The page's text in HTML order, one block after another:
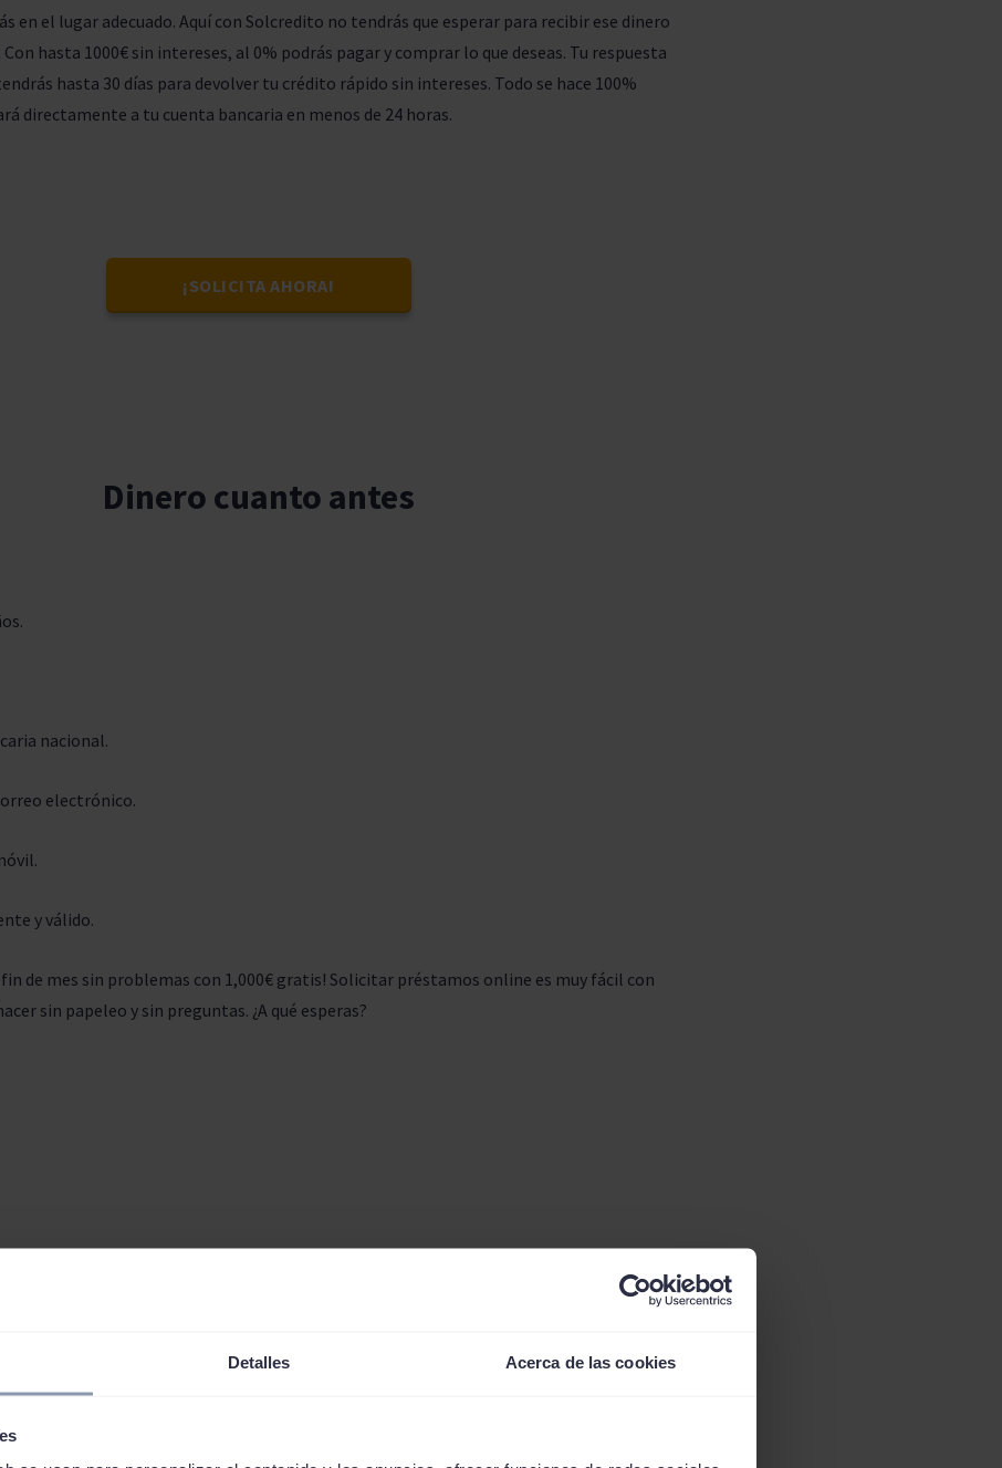
Detalles Acerca de las cookies
en el lugar adecuado. Aquí con Solcredito no tendrás que esperar para recibir ese dinero
hasta 1000€ sin intereses, al 0% podrás pagar y comprar lo que deseas. Tu respuesta
hasta 30 días para devolver tu crédito rápido sin intereses. Todo se hace 100%
directamente a tu cuenta bancaria en menos de 24 horas.
¡SOLICITA AHORA!
nacional.
electrónico.
y válido.
fin de mes sin problemas con 1,000€ gratis! Solicitar préstamos online es muy fácil con
sin papeleo y sin preguntas. ¿A qué esperas?
Dinero cuanto antes
un préstamo requiere mucho tiempo. Tienes que esperar, mandar documentos, a veces
que mandarnos ningún documento y todo el proceso ocurre online.